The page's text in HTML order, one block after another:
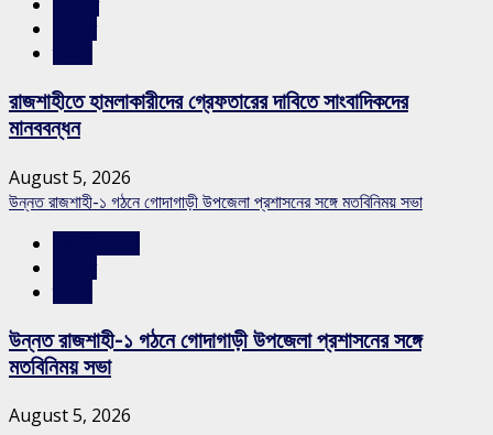
রাজশাহীতে হামলাকারীদের গ্রেফতারের দাবিতে সাংবাদিকদের
মানববন্ধন
August 5, 2026
উন্নত রাজশাহী-১ গঠনে গোদাগাড়ী উপজেলা প্রশাসনের সঙ্গে মতবিনিময় সভা
উন্নত রাজশাহী-১ গঠনে গোদাগাড়ী উপজেলা প্রশাসনের সঙ্গে
মতবিনিময় সভা
August 5, 2026